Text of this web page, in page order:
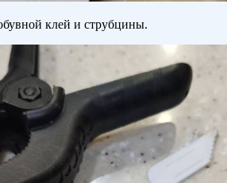
клей и струбцины.